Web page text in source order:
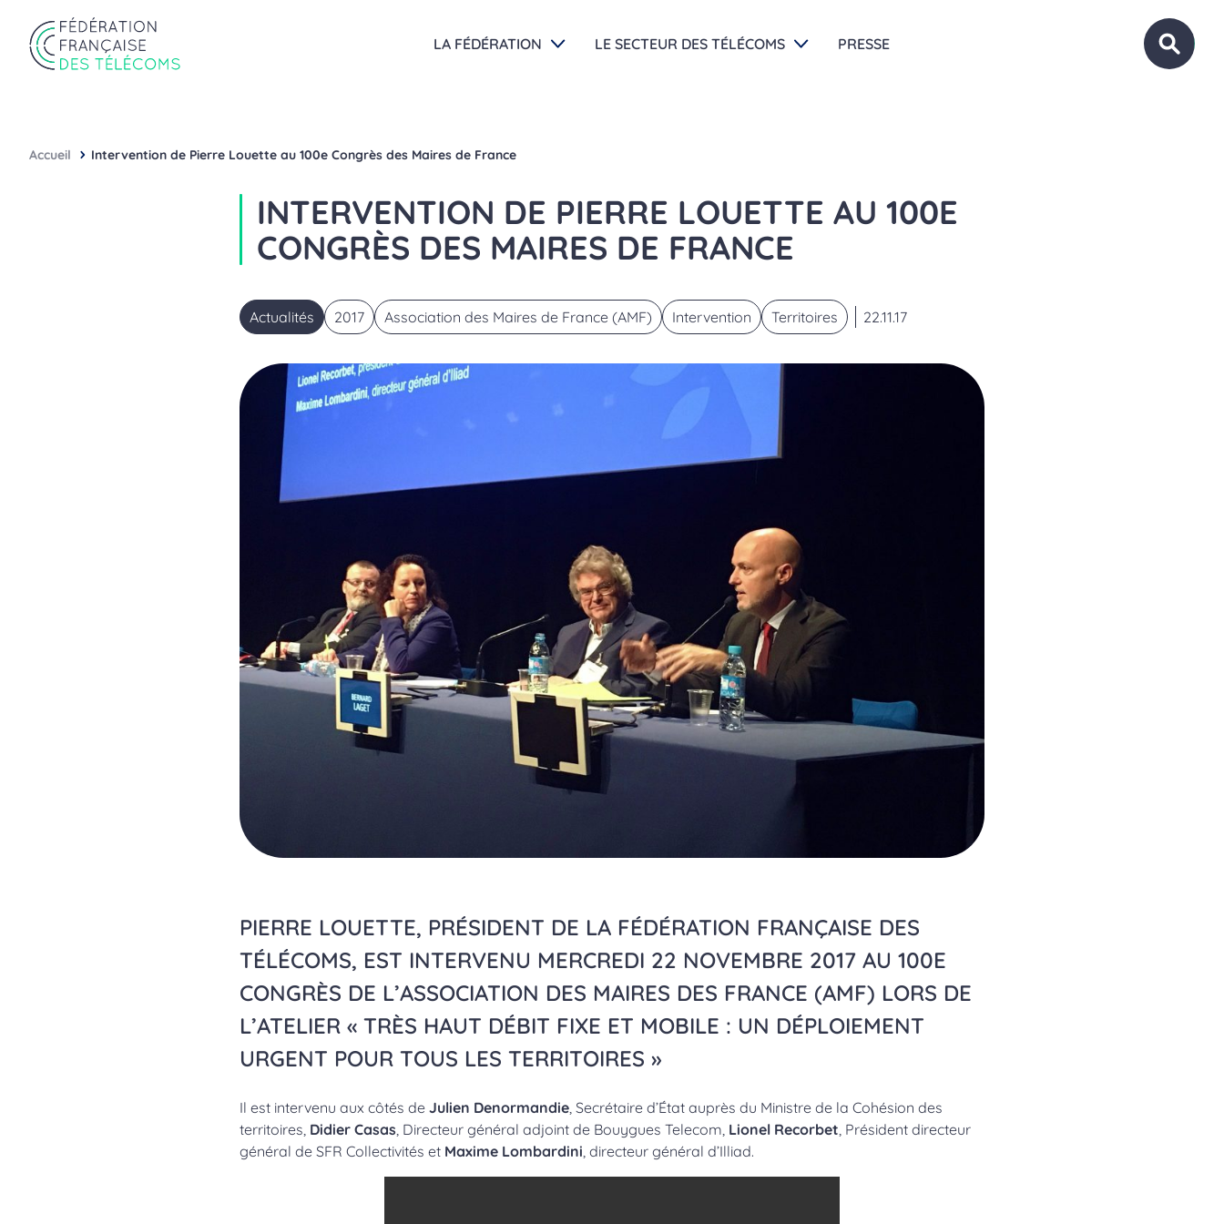
LA FÉDÉRATION LE SECTEUR DES TÉLÉCOMS PRESSE
Accueil Intervention de Pierre Louette au 100e Congrès des Maires de France
INTERVENTION DE PIERRE LOUETTE AU 100E
CONGRÈS DES MAIRES DE FRANCE
Actualités 2017 Association des Maires de France (AMF) Intervention Territoires 22.11.17
PIERRE LOUETTE, PRÉSIDENT DE LA FÉDÉRATION FRANÇAISE DES
TÉLÉCOMS, EST INTERVENU MERCREDI 22 NOVEMBRE 2017 AU 100E
CONGRÈS DE L’ASSOCIATION DES MAIRES DES FRANCE (AMF) LORS DE
L’ATELIER « TRÈS HAUT DÉBIT FIXE ET MOBILE : UN DÉPLOIEMENT
URGENT POUR TOUS LES TERRITOIRES »
Il est intervenu aux côtés de Julien Denormandie, Secrétaire d’État auprès du Ministre de la Cohésion des
territoires, Didier Casas, Directeur général adjoint de Bouygues Telecom, Lionel Recorbet, Président directeur
général de SFR Collectivités et Maxime Lombardini, directeur général d’Illiad.